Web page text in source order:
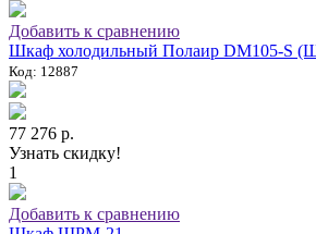
Добавить к сравнению
Шкаф холодильный Полаир DM105-S
Код: 12887
77 276 р.
Узнать скидку!
1
Добавить к сравнению